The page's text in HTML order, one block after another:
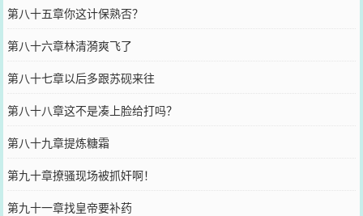
第八十五章你这计保熟否？
第八十六章林清漪爽飞了
第八十七章以后多跟苏砚来往
第八十八章这不是凑上脸给打吗？
第八十九章提炼糖霜
第九十章撩骚现场被抓奸啊！
第九十一章找皇帝要补药